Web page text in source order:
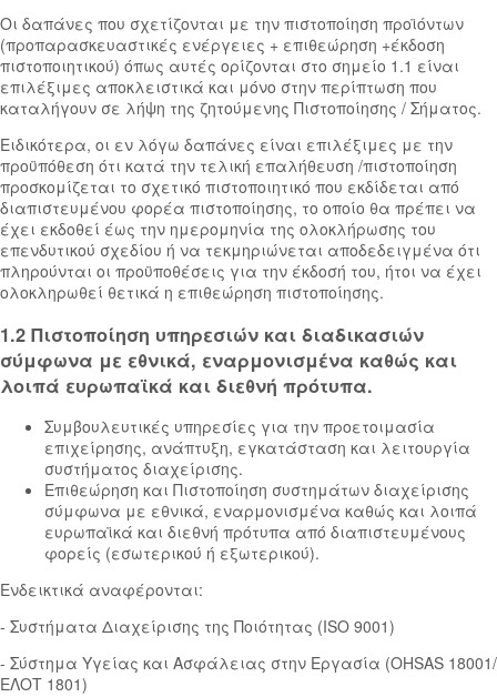
Οι δαπάνες που σχετίζονται με την πιστοποίηση προϊόντων
(προπαρασκευαστικές ενέργειες + επιθεώρηση +έκδοση
πιστοποιητικού) όπως αυτές ορίζονται στο σημείο 1.1 είναι
επιλέξιμες αποκλειστικά και μόνο στην περίπτωση που
καταλήγουν σε λήψη της ζητούμενης Πιστοποίησης / Σήματος.
Ειδικότερα, οι εν λόγω δαπάνες είναι επιλέξιμες με την
προϋπόθεση ότι κατά την τελική επαλήθευση /πιστοποίηση
προσκομίζεται το σχετικό πιστοποιητικό που εκδίδεται από
διαπιστευμένου φορέα πιστοποίησης, το οποίο θα πρέπει να
έχει εκδοθεί έως την ημερομηνία της ολοκλήρωσης του
επενδυτικού σχεδίου ή να τεκμηριώνεται αποδεδειγμένα ότι
πληρούνται οι προϋποθέσεις για την έκδοσή του, ήτοι να έχει
ολοκληρωθεί θετικά η επιθεώρηση πιστοποίησης.
1.2 Πιστοποίηση υπηρεσιών και διαδικασιών
σύμφωνα με εθνικά, εναρμονισμένα καθώς και
λοιπά ευρωπαϊκά και διεθνή πρότυπα.
Συμβουλευτικές υπηρεσίες για την προετοιμασία
επιχείρησης, ανάπτυξη, εγκατάσταση και λειτουργία
συστήματος διαχείρισης.
Επιθεώρηση και Πιστοποίηση συστημάτων διαχείρισης
σύμφωνα με εθνικά, εναρμονισμένα καθώς και λοιπά
ευρωπαϊκά και διεθνή πρότυπα από διαπιστευμένους
φορείς (εσωτερικού ή εξωτερικού).
Ενδεικτικά αναφέρονται:
- Συστήματα Διαχείρισης της Ποιότητας (ISO 9001)
- Σύστημα Υγείας και Ασφάλειας στην Εργασία (OHSAS 18001/
ΕΛΟΤ 1801)